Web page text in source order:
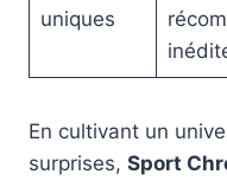
uniques
En cultivant un
surprises, Sport